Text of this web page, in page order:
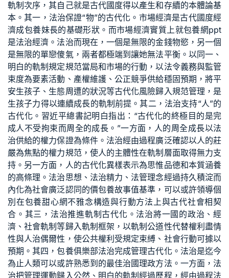
軌制次序，其自己就是古代國度得以產生和存續的本體論基
本。其一，法治保證“物”的古代化。市場經濟是古代國度經
濟成包養妹長的基礎形狀。而市場經濟實質上就包養網ppt
是法治經濟。法治而現在，一個是無限的金錢物慾，另一個
是無限的單戀傻氣，兩者都極端到讓她無法平衡。以同一、
明白的軌制規定規范當局和市場的行動，以法令義務與監管
束度為要素活動、產權維護、公正競爭供給穩固預期，將平
安生孩子、生態周遭的狀況等古代化風險歸入規范管理，是
生孩子力得以連續成長的軌制前提。其二，法治支持“人”的
古代化。習近平總書記明白指出：“古代化的終極目的是完
成人不受拘束而周全的成長。”一方面，人的周全成長以法
治供給的權力保證為條件。法治經由過程廣泛確認以人的莊
嚴為焦點的權力規范，使人的主體性在軌制層面取得無力支
持。另一方面，人的古代化異樣表示為思惟品德和本質涵養
的高條理。法治思想、法治精力、法管理念經過持久積淀而
內化為社會廣泛認同的價包養故事值基準，可以或許領導個
別在包養甜心網不雅念構造與行動方法上與古代社會相契
合。其三，法治推進軌制古代化。法治將一國的政治、經
濟、社會軌制等歸入軌制框架，以軌制公道性代替權利盡情
性與人治偶爾性，使公共權利受規定束縛、社會行動可據以
預期。其四，包養俱樂部法治完成管理古代化。法治是迄今
為止人類可以或許熟悉到的最佳治國理政方法。一方面，法
治把管理運動歸入公然、明白的軌制經過歷程，經由過程法